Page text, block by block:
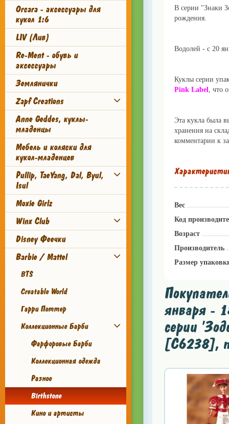
Orcara - аксессуары для
кукол 1:6
LIV (Лив)
Re-Ment - обувь и
аксессуары
Землянички
Zapf Creations
Anne Geddes, куклы-
младенцы
Мебель и коляски для
кукол-младенцев
Pullip, TaeYang, Dal, Byul,
Isul
Moxie Girlz
Winx Club
Disney Феечки
Barbie / Mattel
BTS
Creatable World
Гарри Поттер
Коллекционные Барби
Фарфоровые Барби
Коллекционная одежда
Разное
Birthstone
Кино и артисты
В серии "Знаки
рождения.
Водолей - c 20
Куклы серии
Pink Label, что
Эта кукла была
хранения на
комментарии к
Вес
Код
Возраст
Производитель
Размер
января -
серии
[C6238],